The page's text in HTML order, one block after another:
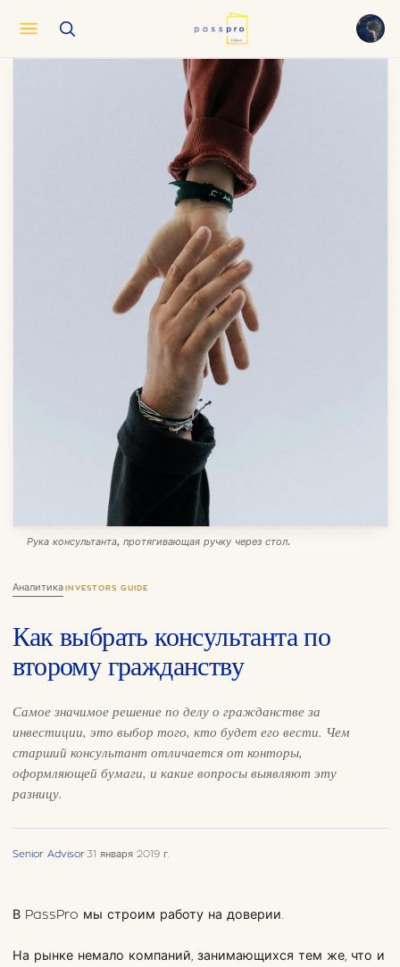
Аналитика· INVESTORS GUIDE
Как выбрать консультанта по
второму гражданству
Самое значимое решение по делу о гражданстве за
инвестиции, это выбор того, кто будет его вести. Чем
старший консультант отличается от конторы,
оформляющей бумаги, и какие вопросы выявляют эту
разницу.
Senior Advisor·31 января 2019 г.
Рука консультанта, протягивающая ручку через стол.
В PassPro мы строим работу на доверии.
На рынке немало компаний, занимающихся тем же, что и